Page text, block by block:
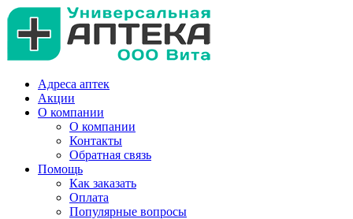
Адреса аптек
Акции
О компании
О компании
Контакты
Обратная связь
Помощь
Как заказать
Оплата
Популярные вопросы